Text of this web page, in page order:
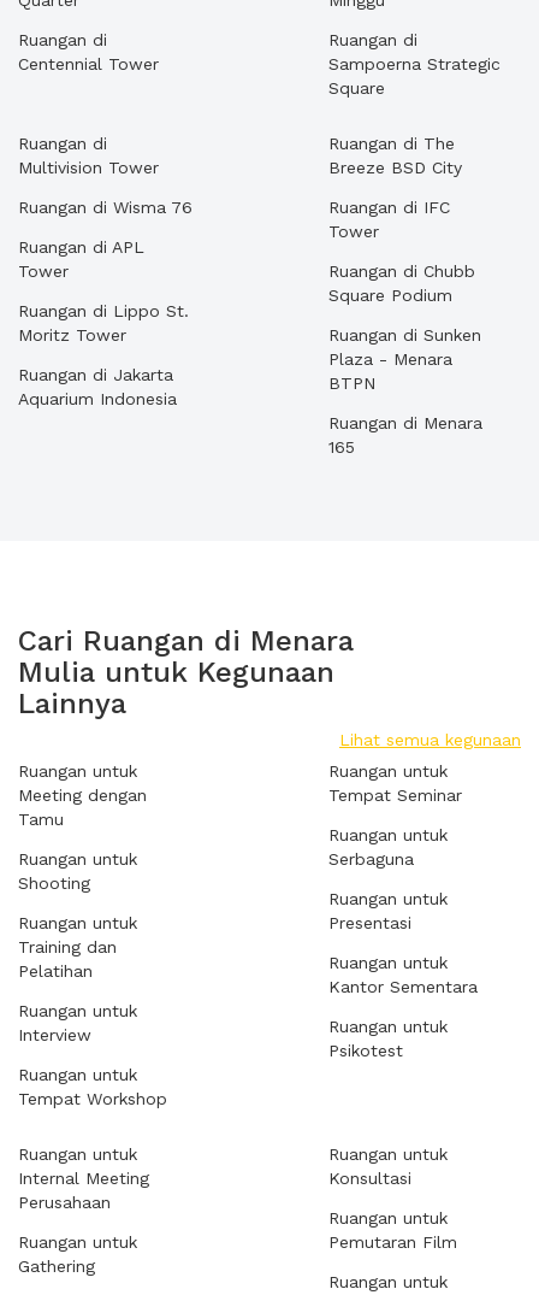
Ruangan di
Centennial Tower
Ruangan di
Sampoerna Strategic
Square
Ruangan di
Multivision Tower
Ruangan di Wisma 76
Ruangan di APL
Tower
Ruangan di Lippo St.
Moritz Tower
Ruangan di Jakarta
Aquarium Indonesia
Ruangan di The
Breeze BSD City
Ruangan di IFC
Tower
Ruangan di Chubb
Square Podium
Ruangan di Sunken
Plaza - Menara
BTPN
Ruangan di Menara
165
Cari Ruangan di Menara
Mulia untuk Kegunaan
Lainnya
Lihat semua kegunaan
Ruangan untuk
Meeting dengan
Tamu
Ruangan untuk
Shooting
Ruangan untuk
Training dan
Pelatihan
Ruangan untuk
Interview
Ruangan untuk
Tempat Workshop
Ruangan untuk
Tempat Seminar
Ruangan untuk
Serbaguna
Ruangan untuk
Presentasi
Ruangan untuk
Kantor Sementara
Ruangan untuk
Psikotest
Ruangan untuk
Internal Meeting
Perusahaan
Ruangan untuk
Gathering
Ruangan untuk
Konsultasi
Ruangan untuk
Pemutaran Film
Ruangan untuk